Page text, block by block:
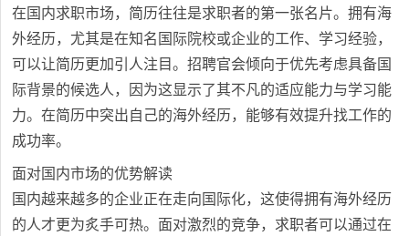
在国内求职市场，简历往往是求职者的第一张名片。拥有海
外经历，尤其是在知名国际院校或企业的工作、学习经验，
可以让简历更加引人注目。招聘官会倾向于优先考虑具备国
际背景的候选人，因为这显示了其不凡的适应能力与学习能
力。在简历中突出自己的海外经历，能够有效提升找工作的
成功率。
面对国内市场的优势解读
国内越来越多的企业正在走向国际化，这使得拥有海外经历
的人才更为炙手可热。面对激烈的竞争，求职者可以通过在